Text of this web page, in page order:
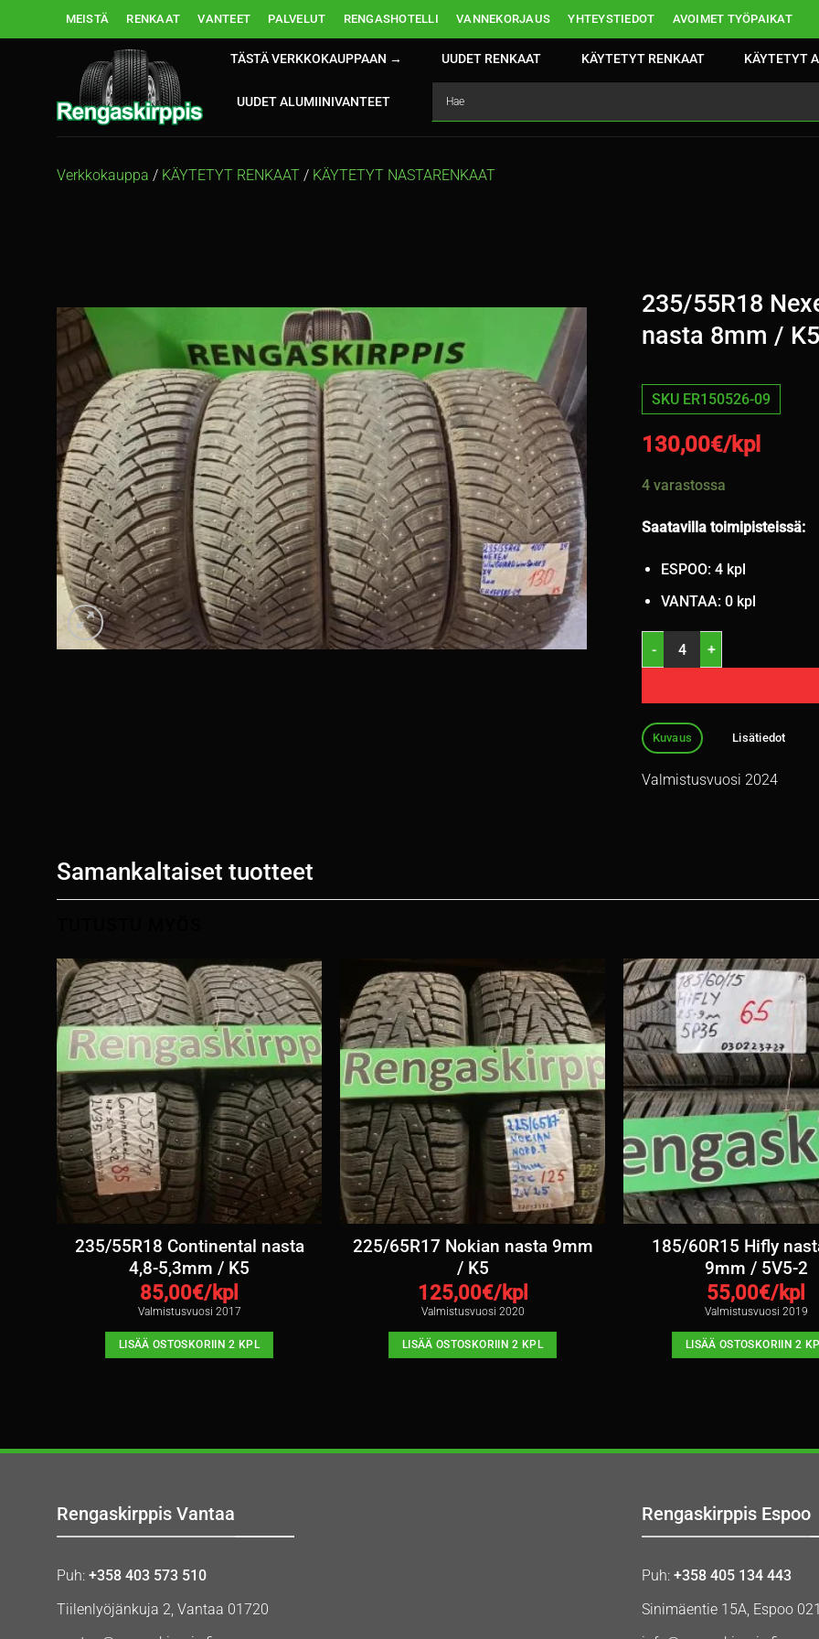
MEISTÄ RENKAAT VANTEET PALVELUT RENGASHOTELLI VANNEKORJAUS YHTEYSTIEDOT AVOIMET TYÖPAIKAT
TÄSTÄ VERKKOKAUPPAAN → UUDET RENKAAT KÄYTETYT RENKAAT KÄYTETYT
UUDET ALUMIINIVANTEET
Verkkokauppa / KÄYTETYT RENKAAT / KÄYTETYT NASTARENKAAT
235/55R18
nasta 8mm / K5
SKU ER150526-09
130,00€/kpl
4 varastossa
Saatavilla toimipisteissä:
ESPOO: 4 kpl
VANTAA: 0 kpl
235/55R18 Nexen Winguard
Kuvaus Lisätiedot
Valmistusvuosi 2024
Samankaltaiset tuotteet
235/55R18 Continental nasta
4,8-5,3mm / K5
85,00€/kpl
Valmistusvuosi 2017
LISÄÄ OSTOSKORIIN 2 KPL
225/65R17 Nokian nasta 9mm
/ K5
125,00€/kpl
Valmistusvuosi 2020
LISÄÄ OSTOSKORIIN 2 KPL
185/60R15 Hifly
9mm / 5V5-2
55,00€/kpl
Valmistusvuosi 2019
LISÄÄ OSTOSKORIIN 2
Rengaskirppis Vantaa
Puh: +358 403 573 510
Tiilenlyöjänkuja 2, Vantaa 01720
Rengaskirppis Espoo
Puh: +358 405 134 443
Sinimäentie 15A, Espoo